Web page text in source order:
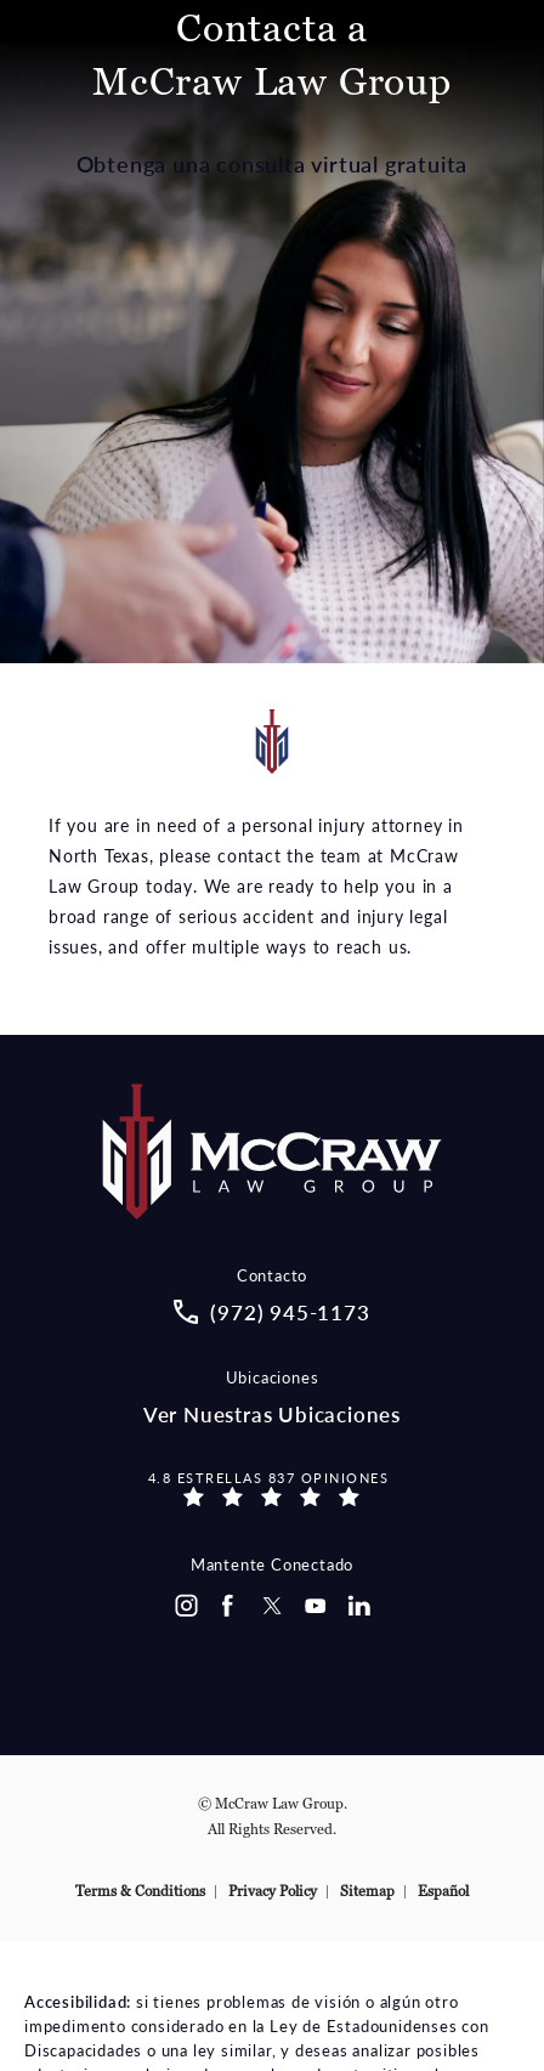
Contacta a
McCraw Law Group
Obtenga una consulta virtual gratuita
If you are in need of a personal injury attorney in
North Texas, please contact the team at McCraw
Law Group today. We are ready to help you in a
broad range of serious accident and injury legal
issues, and offer multiple ways to reach us.
Contacto
Call McCraw Law Group on the
(972) 945-1173
Ubicaciones
Ver Nuestras Ubicaciones
MCCRAW LAW GROUP OPINIONES:
4.8 ESTRELLAS 837 OPINIONES
Mantente Conectado
© McCraw Law Group.
All Rights Reserved.
Terms & Conditions Privacy Policy Sitemap Español
Accesibilidad: si tienes problemas de visión o algún otro
impedimento considerado en la Ley de Estadounidenses con
Discapacidades o una ley similar, y deseas analizar posibles